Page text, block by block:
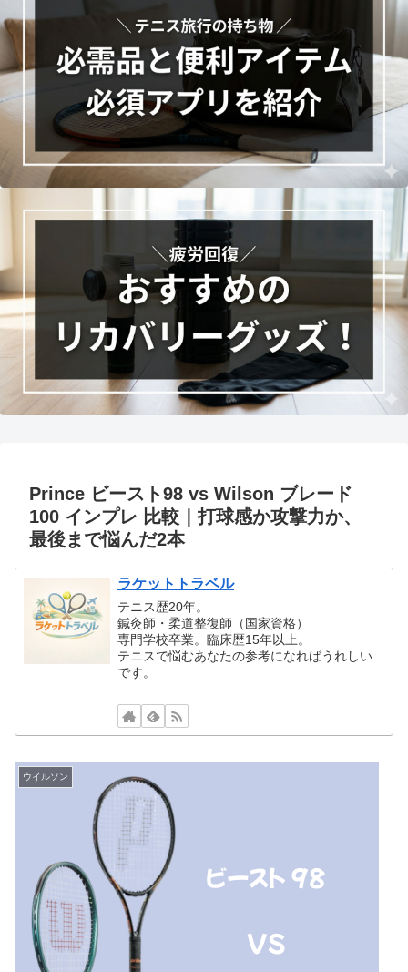
Prince ビースト98 vs Wilson ブレード
100 インプレ 比較｜打球感か攻撃力か、
最後まで悩んだ2本
ラケットトラベル
テニス歴20年。
鍼灸師・柔道整復師（国家資格）
専門学校卒業。臨床歴15年以上。
テニスで悩むあなたの参考になればうれしい
です。
ウイルソン